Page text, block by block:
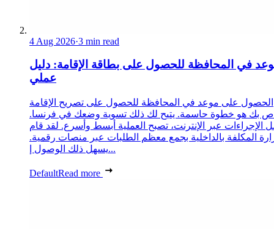
4 Aug 2026·3 min read
في المحافظة للحصول على بطاقة الإقامة: دليل
عملي
الحصول على موعد في المحافظة للحصول على تصريح الإقامة
بك هو خطوة حاسمة. يتيح لك ذلك تسوية وضعك في فرنسا.
الإجراءات عبر الإنترنت، تصبح العملية أبسط وأسرع. لقد قام
المكلفة بالداخلية بجمع معظم الطلبات عبر منصات رقمية.
يسهل ذلك الوصول إ...
DefaultRead more